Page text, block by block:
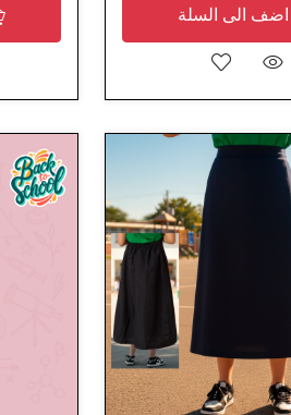
اضف الى السلة